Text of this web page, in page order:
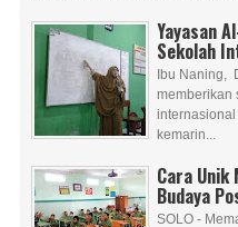
Yayasan
Sekolah
Ibu Naning,
memberikan
internasional
kemarin...
Cara Unik
Budaya
SOLO -